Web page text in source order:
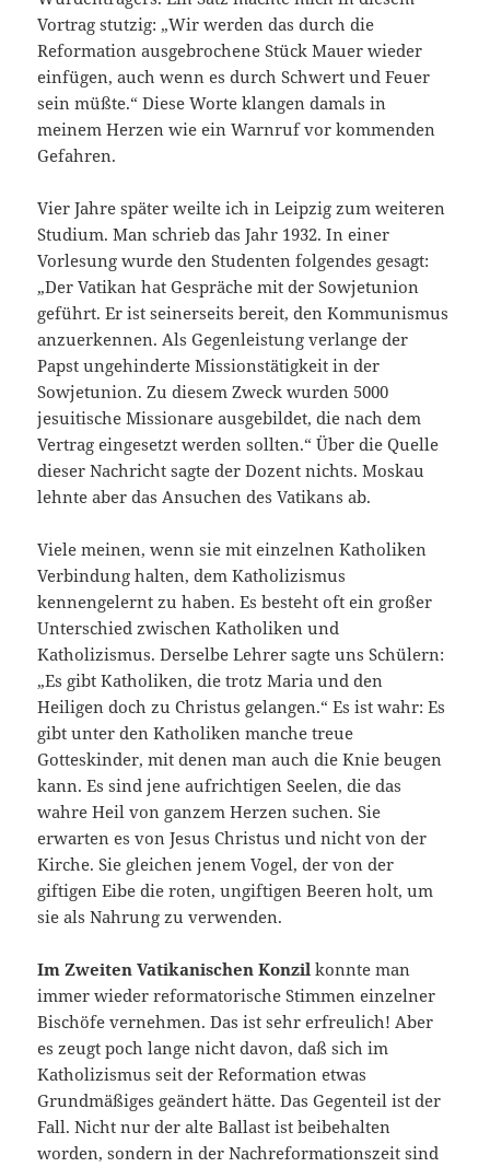
Vortrag stutzig: „Wir werden das durch die
Reformation ausgebrochene Stück Mauer wieder
einfügen, auch wenn es durch Schwert und Feuer
sein müßte.“ Diese Worte klangen damals in
meinem Herzen wie ein Warnruf vor kommenden
Gefahren.
Vier Jahre später weilte ich in Leipzig zum weiteren
Studium. Man schrieb das Jahr 1932. In einer
Vorlesung wurde den Studenten folgendes gesagt:
„Der Vatikan hat Gespräche mit der Sowjetunion
geführt. Er ist seinerseits bereit, den Kommunismus
anzuerkennen. Als Gegenleistung verlange der
Papst ungehinderte Missionstätigkeit in der
Sowjetunion. Zu diesem Zweck wurden 5000
jesuitische Missionare ausgebildet, die nach dem
Vertrag eingesetzt werden sollten.“ Über die Quelle
dieser Nachricht sagte der Dozent nichts. Moskau
lehnte aber das Ansuchen des Vatikans ab.
Viele meinen, wenn sie mit einzelnen Katholiken
Verbindung halten, dem Katholizismus
kennengelernt zu haben. Es besteht oft ein großer
Unterschied zwischen Katholiken und
Katholizismus. Derselbe Lehrer sagte uns Schülern:
„Es gibt Katholiken, die trotz Maria und den
Heiligen doch zu Christus gelangen.“ Es ist wahr: Es
gibt unter den Katholiken manche treue
Gotteskinder, mit denen man auch die Knie beugen
kann. Es sind jene aufrichtigen Seelen, die das
wahre Heil von ganzem Herzen suchen. Sie
erwarten es von Jesus Christus und nicht von der
Kirche. Sie gleichen jenem Vogel, der von der
giftigen Eibe die roten, ungiftigen Beeren holt, um
sie als Nahrung zu verwenden.
Im Zweiten Vatikanischen Konzilkonnte man
immer wieder reformatorische Stimmen einzelner
Bischöfe vernehmen. Das ist sehr erfreulich! Aber
es zeugt poch lange nicht davon, daß sich im
Katholizismus seit der Reformation etwas
Grundmäßiges geändert hätte. Das Gegenteil ist der
Fall. Nicht nur der alte Ballast ist beibehalten
worden, sondern in der Nachreformationszeit sind